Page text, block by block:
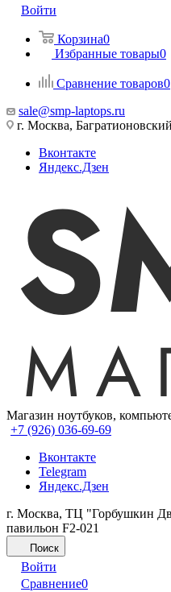
Войти
Корзина0
Избранные товары0
Сравнение товаров0
sale@smp-laptops.ru
г. Москва,
Вконтакте
Яндекс.Дзен
Магазин ноутбуков,
+7 (926) 036-69-69
Вконтакте
Telegram
Яндекс.Дзен
г. Москва, ТЦ "Горбушкин
павильон F2-021
Поиск
Войти
Сравнение0